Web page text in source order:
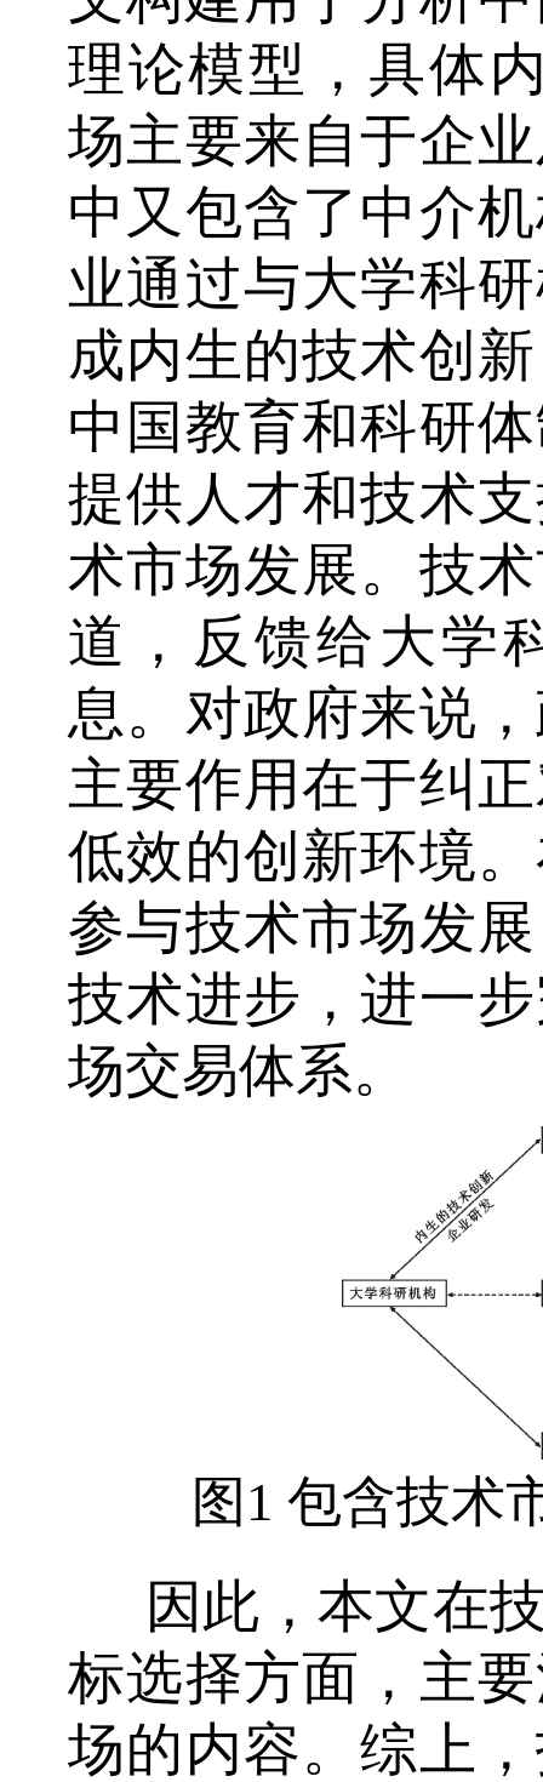
理论模型，具体
场主要来自于企
中又包含了中介
业通过与大学科
成内生的技术创
中国教育和科研
提供人才和技术
术市场发展。技
道，反馈给大学
息。对政府来说
主要作用在于纠
低效的创新环境
参与技术市场发
技术进步，进一
场交易体系。
图1 包含技术
因此，本文在
标选择方面，主
场的内容。综上